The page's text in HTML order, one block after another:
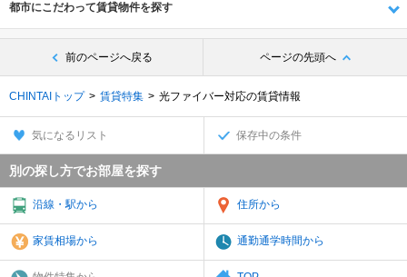
都市にこだわって賃貸物件を探す
前のページへ戻る ページの先頭へ
CHINTAIトップ 賃貸特集 光ファイバー対応の賃貸情報
気になるリスト 保存中の条件
別の探し方でお部屋を探す
沿線・駅から 住所から
家賃相場から 通勤通学時間から